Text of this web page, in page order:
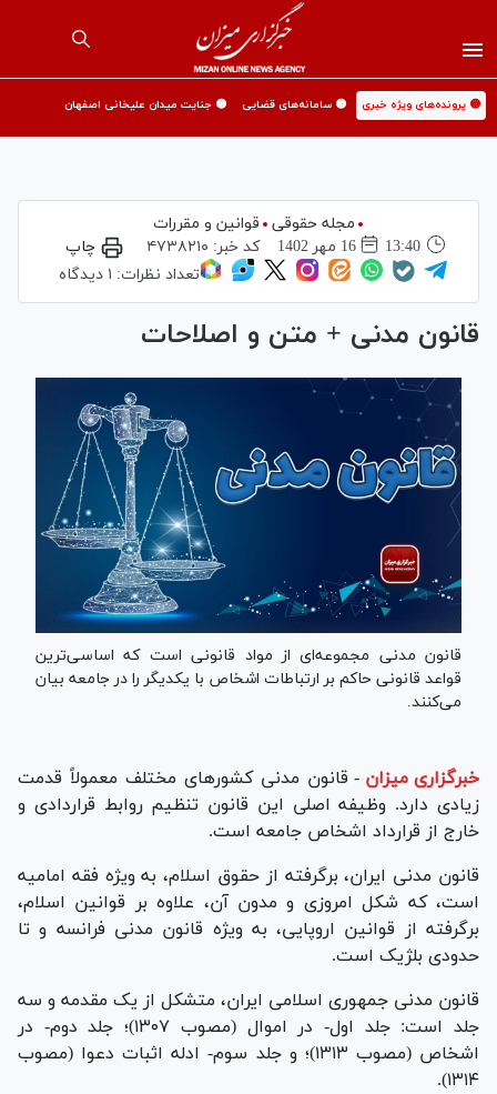
🟡 پرونده‌های ویژه خبری 🟡 سامانه‌های قضایی 🟡 جنایت میدان علیخانی اصفهان
مجله حقوقی
قوانین و مقررات
13:40
16 مهر 1402 کد خبر: ۴۷۳۸۲۱۰
چاپ
تعداد نظرات: ۱ دیدگاه
قانون مدنی + متن و اصلاحات
قانون مدنی مجموعه‌ای از مواد قانونی است که اساسی‌ترین
قواعد قانونی حاکم بر ارتباطات اشخاص با یکدیگر را در جامعه بیان
می‌کنند.
خبرگزاری میزان - قانون مدنی کشور‌های مختلف معمولاً قدمت
زیادی دارد. وظیفه اصلی این قانون تنظیم روابط قراردادی و
خارج از قرارداد اشخاص جامعه است.
قانون مدنی ایران، برگرفته از حقوق اسلام، به ویژه فقه امامیه
است، که شکل امروزی و مدون آن، علاوه بر قوانین اسلام،
برگرفته از قوانین اروپایی، به ویژه قانون مدنی فرانسه و تا
حدودی بلژیک است.
قانون مدنی جمهوری اسلامی ایران، متشکل از یک مقدمه و سه
جلد است: جلد اول- در اموال (مصوب ۱۳۰۷)؛ جلد دوم- در
اشخاص (مصوب ۱۳۱۳)؛ و جلد سوم- ادله اثبات دعوا (مصوب
۱۳۱۴).